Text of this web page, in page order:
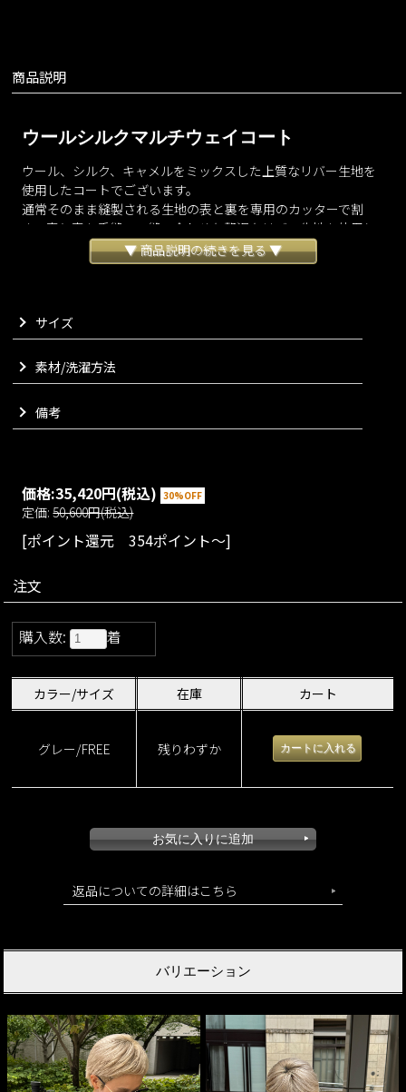
商品説明
ウールシルクマルチウェイコート
ウール、シルク、キャメルをミックスした上質なリバー生地を
使用したコートでございます。
通常そのまま縫製される生地の表と裏を専用のカッターで割
き、表と表を手縫いで縫い合わせた贅沢なリバー生地を使用し
ております。
内側も表と同じ生地となることで、とにかくしなやかで温かく
分にお楽しみくださいませ。
縫製は手縫いに加え、強度が必要な部分にはミシンを使い、熟
練した縫子さんのみで非常に丁寧に仕上げました。
袖部分はスナップを開閉したり折っていただいたりと、お好み
肩部分にはタックを入れ、ポンチョとは思えない立体感を表現
VARIATION
▼ 商品説明の続きを見る ▼
サイズ
素材/洗濯方法
備考
価格:35,420円(税込) 30%OFF
定価:50,600円(税込)
[ポイント還元 354ポイント～]
注文
購入数: 着
カラー/サイズ 在庫 カート
グレー/FREE 残りわずか
返品についての詳細はこちら
バリエーション